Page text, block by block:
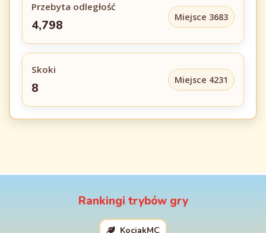
Przebyta odległość
4,798
Miejsce 3683
Skoki
8
Miejsce 4231
Rankingi trybów gry
KociakMC